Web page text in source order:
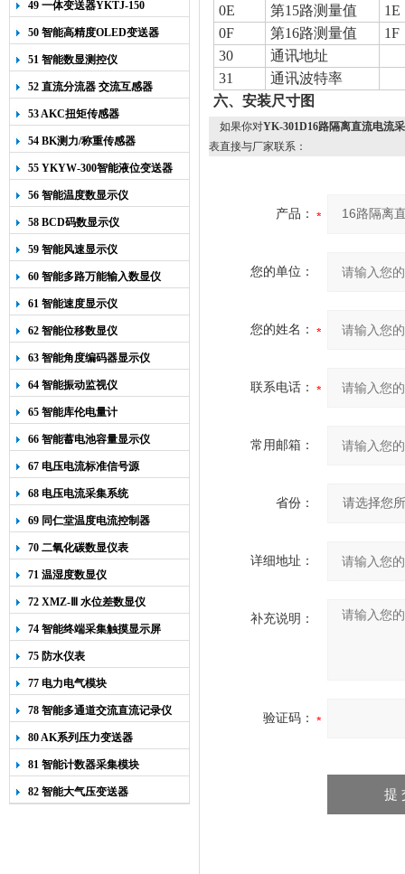
49 一体变送器YKTJ-150
50 智能高精度OLED变送器
YK-218
51 智能数显测控仪
52 直流分流器 交流互感器
53 AKC扭矩传感器
54 BK测力/称重传感器
55 YKYW-300智能液位变送器
56 智能温度数显示仪
58 BCD码数显示仪
59 智能风速显示仪
60 智能多路万能输入数显仪
61 智能速度显示仪
62 智能位移数显仪
63 智能角度编码器显示仪
64 智能振动监视仪
65 智能库伦电量计
66 智能蓄电池容量显示仪
67 电压电流标准信号源
68 电压电流采集系统
69 同仁堂温度电流控制器
70 二氧化碳数显仪表
71 温湿度数显仪
72 XMZ-Ⅲ 水位差数显仪
74 智能终端采集触摸显示屏
75 防水仪表
77 电力电气模块
78 智能多通道交流直流记录仪
80 AK系列压力变送器
81 智能计数器采集模块
82 智能大气压变送器
0E 第15路测量值
1E
0F
第16路测量值
1F
30
通讯地址
31
通讯波特率
六、安装尺寸图
如果你对YK-301D16路隔离直流电流
表直接与厂家联系：
产品：
您的单位：
您的姓名：
联系电话：
常用邮箱：
省份：
详细地址：
补充说明：
验证码：